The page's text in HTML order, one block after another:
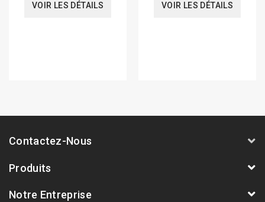
VOIR LES DÉTAILS VOIR LES DÉTAILS
Contactez-Nous
Produits
Notre Entreprise